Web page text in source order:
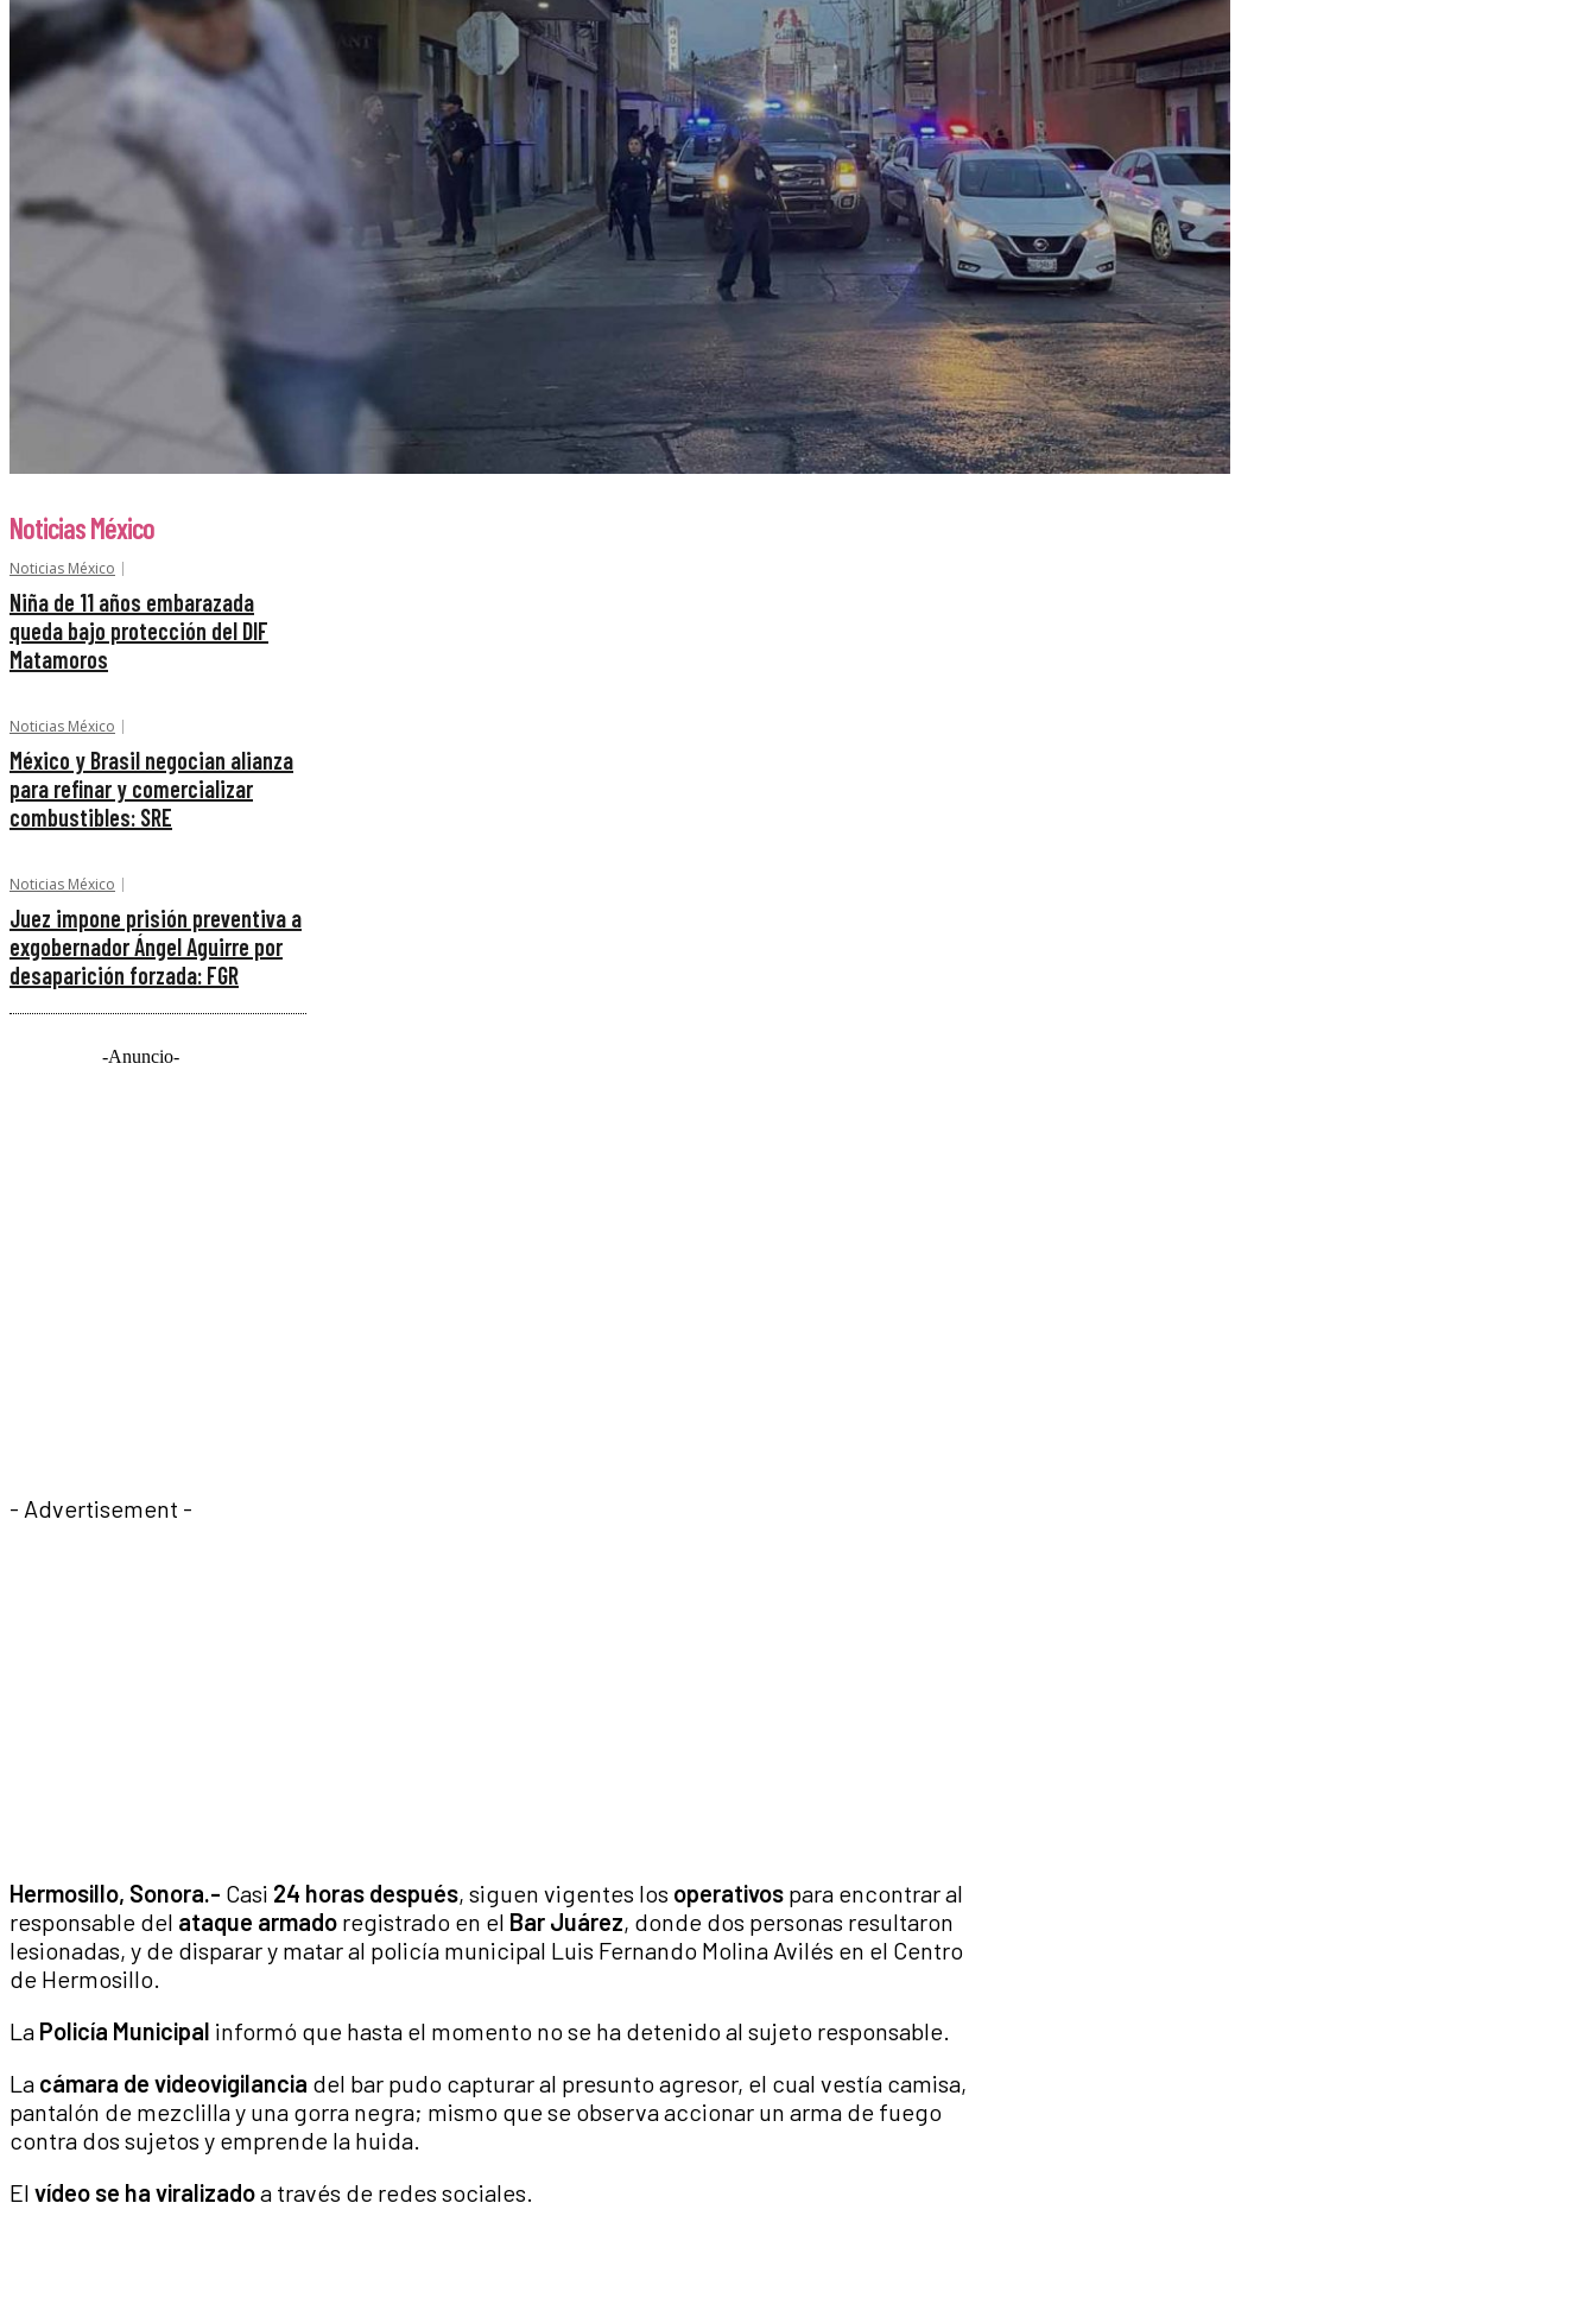
Noticias México
Noticias México
Niña de 11 años embarazada
queda bajo protección del DIF
Matamoros
Noticias México
México y Brasil negocian alianza
para refinar y comercializar
combustibles: SRE
Noticias México
Juez impone prisión preventiva a
exgobernador Ángel Aguirre por
desaparición forzada: FGR
-Anuncio-
- Advertisement -
Hermosillo, Sonora.- Casi 24 horas después, siguen vigentes los operativos para encontrar al
responsable del ataque armado registrado en el Bar Juárez, donde dos personas resultaron
lesionadas, y de disparar y matar al policía municipal Luis Fernando Molina Avilés en el Centro
de Hermosillo.
La Policía Municipal informó que hasta el momento no se ha detenido al sujeto responsable.
La cámara de videovigilancia del bar pudo capturar al presunto agresor, el cual vestía camisa,
pantalón de mezclilla y una gorra negra; mismo que se observa accionar un arma de fuego
contra dos sujetos y emprende la huida.
El vídeo se ha viralizadoa través de redes sociales.